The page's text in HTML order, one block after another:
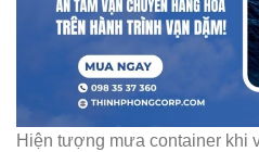
Hiện tượng mưa container khi